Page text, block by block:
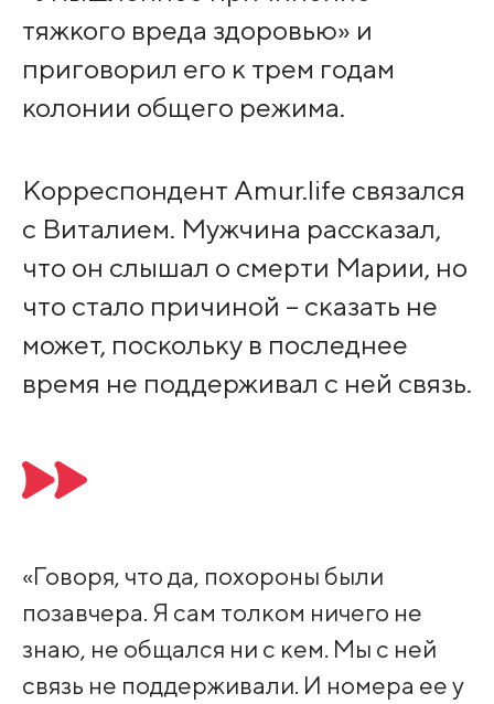
тяжкого вреда здоровью» и
приговорил его к трем годам
колонии общего режима.
Корреспондент Amur.life связался
с Виталием. Мужчина рассказал,
что он слышал о смерти Марии, но
что стало причиной – сказать не
может, поскольку в последнее
время не поддерживал с ней связь.
«Говоря, что да, похороны были
позавчера. Я сам толком ничего не
знаю, не общался ни с кем. Мы с ней
связь не поддерживали. И номера ее у